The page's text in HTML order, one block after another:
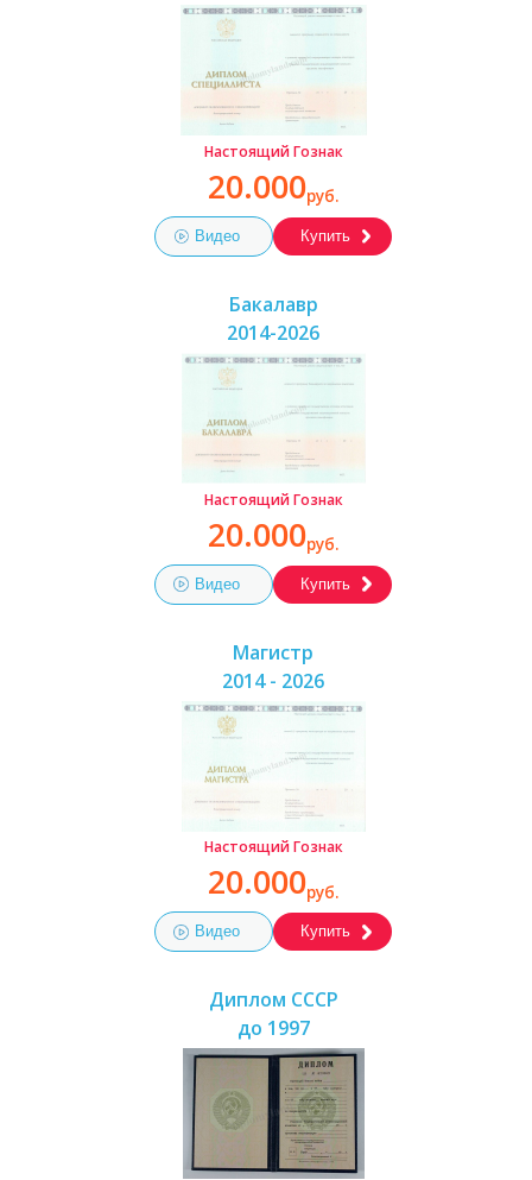
Настоящий Гознак
20.000руб.
Видео Купить
Бакалавр
2014-2026
Настоящий Гознак
20.000руб.
Видео Купить
Магистр
2014 - 2026
Настоящий Гознак
20.000руб.
Видео Купить
Диплом СССР
до 1997